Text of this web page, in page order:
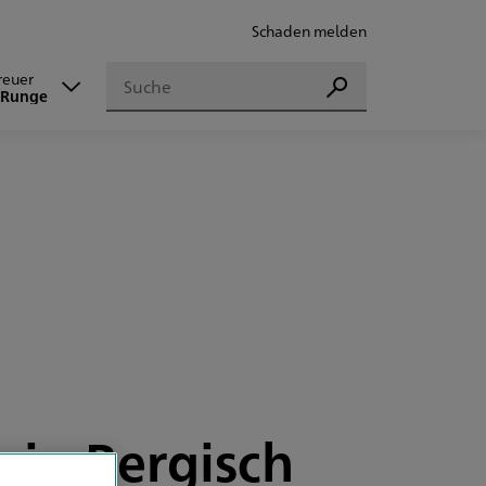
Schaden melden
Suchen
Suchen
Bergisch